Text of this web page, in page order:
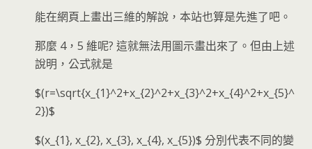
能在網頁上畫出三維的解說，本站也算是先進了吧。
那麼 4，5 維呢? 這就無法用圖示畫出來了。但由上述
說明，公式就是
$(r=\sqrt{x_{1}^2+x_{2}^2+x_{3}^2+x_{4}^2+x_{5}^
2})$
$(x_{1}, x_{2}, x_{3}, x_{4}, x_{5})$ 分別代表不同的變